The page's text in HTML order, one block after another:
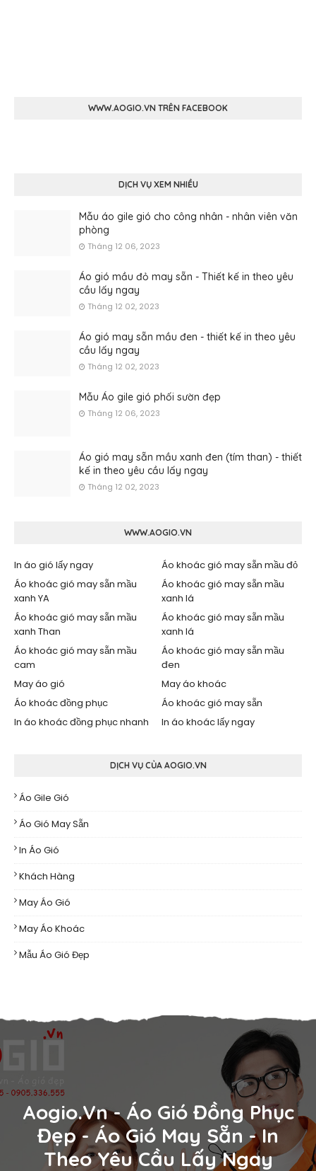
WWW.AOGIO.VN TRÊN FACEBOOK
DỊCH VỤ XEM NHIỀU
Mẫu áo gile gió cho công nhân - nhân viên văn
phòng
Tháng 12 06, 2023
Áo gió mầu đỏ may sẵn - Thiết kế in theo yêu
cầu lấy ngay
Tháng 12 02, 2023
Áo gió may sẵn mầu đen - thiết kế in theo yêu
cầu lấy ngay
Tháng 12 02, 2023
Mẫu Áo gile gió phối sườn đẹp
Tháng 12 06, 2023
Áo gió may sẵn mầu xanh đen (tím than) - thiết
kế in theo yêu cầu lấy ngay
Tháng 12 02, 2023
WWW.AOGIO.VN
In áo gió lấy ngay
Áo khoác gió may sẵn mầu đỏ
Áo khoác gió may sẵn mầu
xanh YA
Áo khoác gió may sẵn mầu
xanh lá
Áo khoác gió may sẵn mầu
xanh Than
Áo khoác gió may sẵn mầu
xanh lá
Áo khoác gió may sẵn mầu
cam
Áo khoác gió may sẵn mầu
đen
May áo gió
May áo khoác
Áo khoác đồng phục
Áo khoác gió may sẵn
In áo khoác đồng phục nhanh
In áo khoác lấy ngay
DỊCH VỤ CỦA AOGIO.VN
Áo Gile Gió
Áo Gió May Sẵn
In Áo Gió
Khách Hàng
May Áo Gió
May Áo Khoác
Mẫu Áo Gió Đẹp
Aogio.vn - Áo Gió Đồng Phục
Đẹp - Áo Gió May Sẵn - In
Theo Yêu Cầu Lấy Ngay